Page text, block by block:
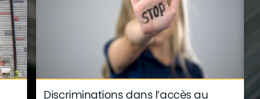
Discriminations dans l’accès au